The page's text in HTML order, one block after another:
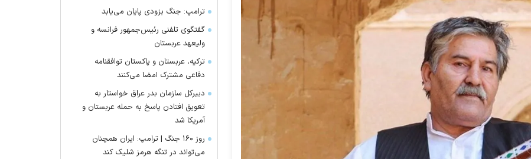
ترامپ: جنگ بزودی پایان می‌یابد
گفتگوی تلفنی رئیس‌جمهور فرانسه و
ولیعهد عربستان
ترکیه، عربستان و پاکستان توافقنامه
دفاعی مشترک امضا می‌کنند
دبیرکل سازمان بدر عراق خواستار به
تعویق افتادن پاسخ به حمله عربستان و
آمریکا شد
روز ۱۶۰ جنگ | ترامپ: ایران همچنان
می‌تواند در تنگه هرمز شلیک کند